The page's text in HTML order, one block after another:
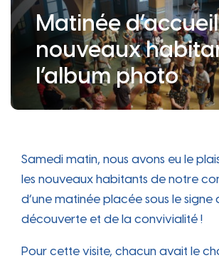
Matinée
nouveaux
l’album photo
Samedi matin, nous avons eu le
les nouveaux habitants de notre
d’une matinée placée sous le signe
découverte et de la convivialité !
Pour cette visite, chacun avait le